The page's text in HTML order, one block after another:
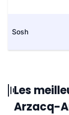
Sosh
Les
Arzacq-